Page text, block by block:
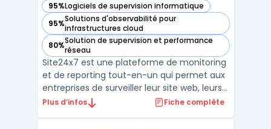
95%Logiciels de supervision informatique
— voir Site24x7 dans cette catégorie
95%Solutions d'observabilité pour
infrastructures cloud
— voir Site24x7 dans cette catégorie
80%Solution de supervision et performance
réseau
— voir Site24x7 dans cette catégorie
Site24x7 est une plateforme de monitoring
et de reporting tout-en-un qui permet aux
entreprises de surveiller leur site web, leurs
serveurs, leurs applications et leur réseau.
Plus d’infos Fiche complète